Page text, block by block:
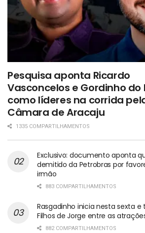
Pesquisa aponta Ricardo
Vasconcelos e Gordinho do
como líderes na corrida
Câmara de Aracaju
1335 COMPARTILHAMENTOS
Exclusivo: documento aponta
demitido da Petrobras por
irmão
883 COMPARTILHAMENTOS
Rasgadinho inicia nesta sexta e
Filhos de Jorge entre as
882 COMPARTILHAMENTOS